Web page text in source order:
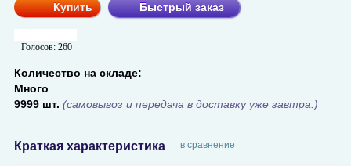
Купить Быстрый заказ
Голосов: 260
Количество на складе:
Много
9999 шт. (самовывоз и передача в доставку уже завтра.)
Краткая характеристика в сравнение